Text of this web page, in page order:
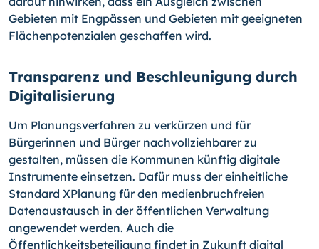
Gebieten mit Engpässen und Gebieten mit geeigneten
Flächenpotenzialen geschaffen wird.
Transparenz und Beschleunigung durch
Digitalisierung
Um Planungsverfahren zu verkürzen und für
Bürgerinnen und Bürger nachvollziehbarer zu
gestalten, müssen die Kommunen künftig digitale
Instrumente einsetzen. Dafür muss der einheitliche
Standard XPlanung für den medienbruchfreien
Datenaustausch in der öffentlichen Verwaltung
angewendet werden. Auch die
Öffentlichkeitsbeteiligung findet in Zukunft digital